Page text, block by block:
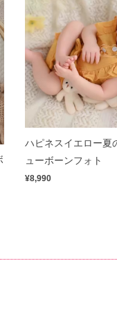
ハピネスイエロー夏
ューボーンフォト
¥8,990